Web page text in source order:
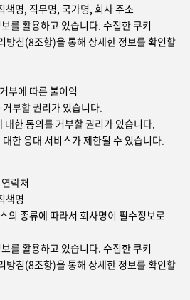
책명, 직무명, 국가명, 회사 주소
를 활용하고 있습니다. 수집한 쿠키
침(8조항)을 통해 상세한 정보를 확인할
부에 따른 불이익
부할 권리가 있습니다.
한 동의를 거부할 권리가 있습니다.
한 응대 서비스가 제한될 수 있습니다.
락처
책명
의 종류에 따라서 회사명이 필수정보로
를 활용하고 있습니다. 수집한 쿠키
침(8조항)을 통해 상세한 정보를 확인할